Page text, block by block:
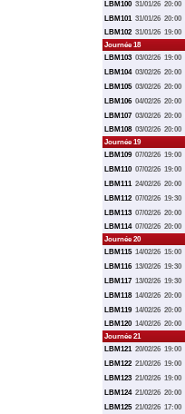
LBM100 31/01/26 20:00
LBM101 31/01/26 20:00
LBM102 31/01/26 19:00
Journée 18
LBM103 03/02/26 19:00
LBM104 03/02/26 20:00
LBM105 03/02/26 20:00
LBM106 04/02/26 20:00
LBM107 03/02/26 20:00
LBM108 03/02/26 20:00
Journée 19
LBM109 07/02/26 19:00
LBM110 07/02/26 19:00
LBM111 24/02/26 20:00
LBM112 07/02/26 19:30
LBM113 07/02/26 20:00
LBM114 07/02/26 20:00
Journée 20
LBM115 14/02/26 15:00
LBM116 13/02/26 19:30
LBM117 13/02/26 19:30
LBM118 14/02/26 20:00
LBM119 14/02/26 20:00
LBM120 14/02/26 20:00
Journée 21
LBM121 20/02/26 19:00
LBM122 21/02/26 19:00
LBM123 21/02/26 19:00
LBM124 21/02/26 20:00
LBM125 21/02/26 17:00